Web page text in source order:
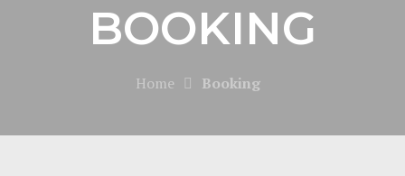
BOOKING
Home Booking